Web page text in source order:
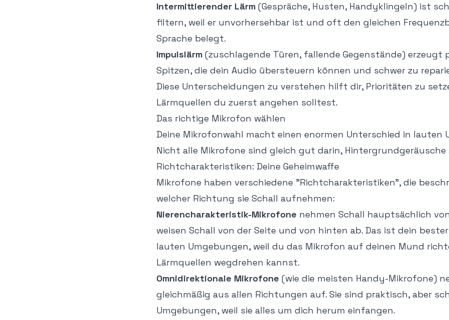
Intermittierender Lärm (Gespräche, Husten, Handyklingeln) ist
filtern, weil er unvorhersehbar ist und oft den gleichen
Sprache belegt.
Impulslärm (zuschlagende Türen, fallende Gegenstände) erzeugt
Spitzen, die dein Audio übersteuern können und schwer zu
Diese Unterscheidungen zu verstehen hilft dir, Prioritäten zu
Lärmquellen du zuerst angehen solltest.
Das richtige Mikrofon wählen
Deine Mikrofonwahl macht einen enormen Unterschied in lauten
Nicht alle Mikrofone sind gleich gut darin, Hintergrundgeräusche
Richtcharakteristiken: Deine Geheimwaffe
Mikrofone haben verschiedene "Richtcharakteristiken", die
welcher Richtung sie Schall aufnehmen:
Nierencharakteristik-Mikrofone nehmen Schall hauptsächlich
weisen Schall von der Seite und von hinten ab. Das ist dein
lauten Umgebungen, weil du das Mikrofon auf deinen Mund
Lärmquellen wegdrehen kannst.
Omnidirektionale Mikrofone (wie die meisten Handy-Mikrofone)
gleichmäßig aus allen Richtungen auf. Sie sind praktisch, aber
Umgebungen, weil sie alles um dich herum einfangen.